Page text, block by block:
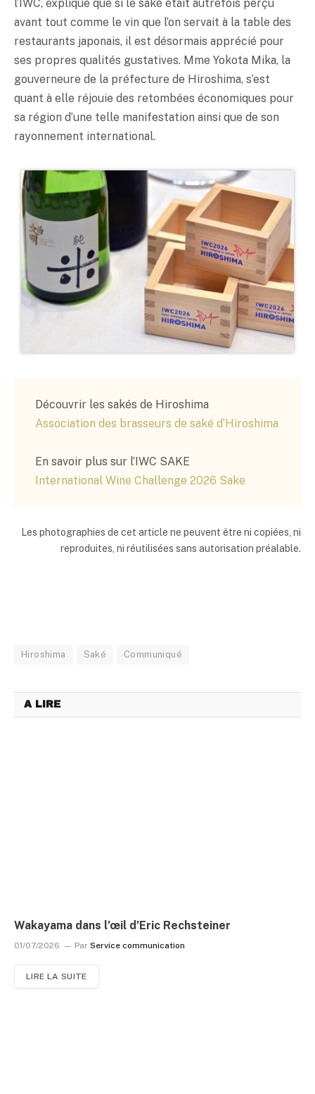
l’IWC, explique que si le saké était autrefois perçu
avant tout comme le vin que l’on servait à la table des
restaurants japonais, il est désormais apprécié pour
ses propres qualités gustatives. Mme Yokota Mika, la
gouverneure de la préfecture de Hiroshima, s’est
quant à elle réjouie des retombées économiques pour
sa région d’une telle manifestation ainsi que de son
rayonnement international.
Découvrir les sakés de Hiroshima
Association des brasseurs de saké d’Hiroshima
En savoir plus sur l’IWC SAKE
International Wine Challenge 2026 Sake
Les photographies de cet article ne peuvent être ni copiées, ni
reproduites, ni réutilisées sans autorisation préalable.
Hiroshima Saké Communiqué
A LIRE
Wakayama dans l’œil d’Eric Rechsteiner
01/07/2026 Par Service communication
LIRE LA SUITE